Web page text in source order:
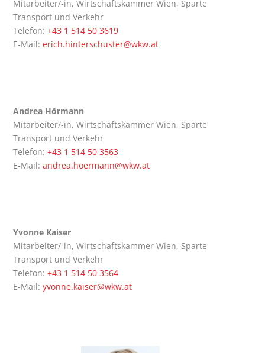
Mit­ar­bei­ter/-in, Wirt­schafts­kam­mer Wien, Spar­te
Trans­port und Verkehr
Tele­fon:+43 1 514 50 3619
E‑Mail:erich.hinterschuster@wkw.at
Andrea Hör­mann
Mit­ar­bei­ter/-in, Wirt­schafts­kam­mer Wien, Spar­te
Trans­port und Verkehr
Tele­fon:+43 1 514 50 3563
E‑Mail:andrea.hoermann@wkw.at
Yvonne Kai­ser
Mit­ar­bei­ter/-in, Wirt­schafts­kam­mer Wien, Spar­te
Trans­port und Verkehr
Tele­fon:+43 1 514 50 3564
E‑Mail:yvonne.kaiser@wkw.at